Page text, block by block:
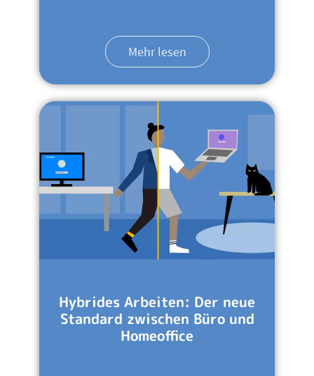
Mehr lesen
Hybrides Arbeiten: Der neue
Standard zwischen Büro und
Homeoffice